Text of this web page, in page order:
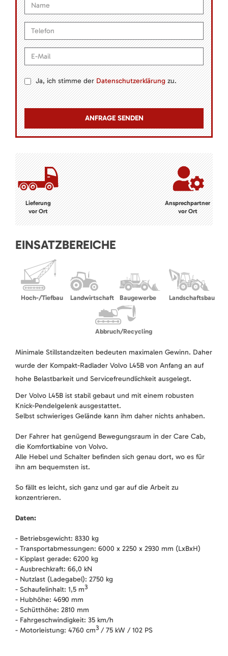
Ja, ich stimme derDatenschutzerklärungzu.
Lieferung
vor Ort
Ansprechpartner
vor Ort
EINSATZBEREICHE
Hoch-/Tiefbau Landwirtschaft Baugewerbe Landschaftsbau
Abbruch/Recycling
Minimale Stillstandzeiten bedeuten maximalen Gewinn. Daher
wurde der Kompakt-Radlader Volvo L45B von Anfang an auf
hohe Belastbarkeit und Servicefreundlichkeit ausgelegt.
Der Volvo L45B ist stabil gebaut und mit einem robusten
Knick-Pendelgelenk ausgestattet.
Selbst schwieriges Gelände kann ihm daher nichts anhaben.
Der Fahrer hat genügend Bewegungsraum in der Care Cab,
die Komfortkabine von Volvo.
Alle Hebel und Schalter befinden sich genau dort, wo es für
ihn am bequemsten ist.
So fällt es leicht, sich ganz und gar auf die Arbeit zu
konzentrieren.
Daten:
- Betriebsgewicht: 8330 kg
- Transportabmessungen: 6000 x 2250 x 2930 mm (LxBxH)
- Kipplast gerade: 6200 kg
- Ausbrechkraft: 66,0 kN
- Nutzlast (Ladegabel): 2750 kg
- Schaufelinhalt: 1,5 m3
- Hubhöhe: 4690 mm
- Schütthöhe: 2810 mm
- Fahrgeschwindigkeit: 35 km/h
- Motorleistung: 4760 cm3 / 75 kW / 102 PS